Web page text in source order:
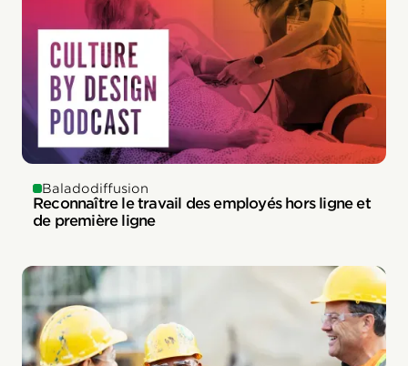
Baladodiffusion
Reconnaître le travail des employés hors ligne et
de première ligne